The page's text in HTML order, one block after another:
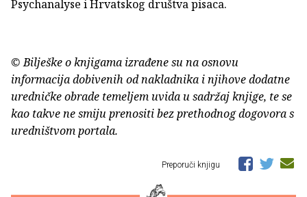
Psychanalyse i Hrvatskog društva pisaca.
© Bilješke o knjigama izrađene su na osnovu
informacija dobivenih od nakladnika i njihove dodatne
uredničke obrade temeljem uvida u sadržaj knjige, te se
kao takve ne smiju prenositi bez prethodnog dogovora s
uredništvom portala.
Preporuči knjigu